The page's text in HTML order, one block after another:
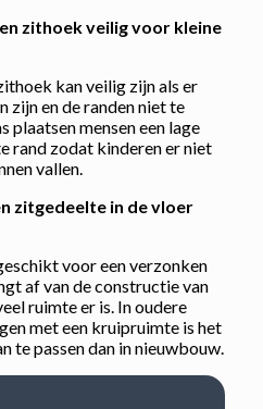
zithoek veilig voor kleine
kan veilig zijn als er
zijn en de randen niet te
plaatsen mensen een lage
rand zodat kinderen er niet
vallen.
zitgedeelte in de vloer
voor een verzonken
af van de constructie van
ruimte er is. In oudere
met een kruipruimte is het
te passen dan in nieuwbouw.